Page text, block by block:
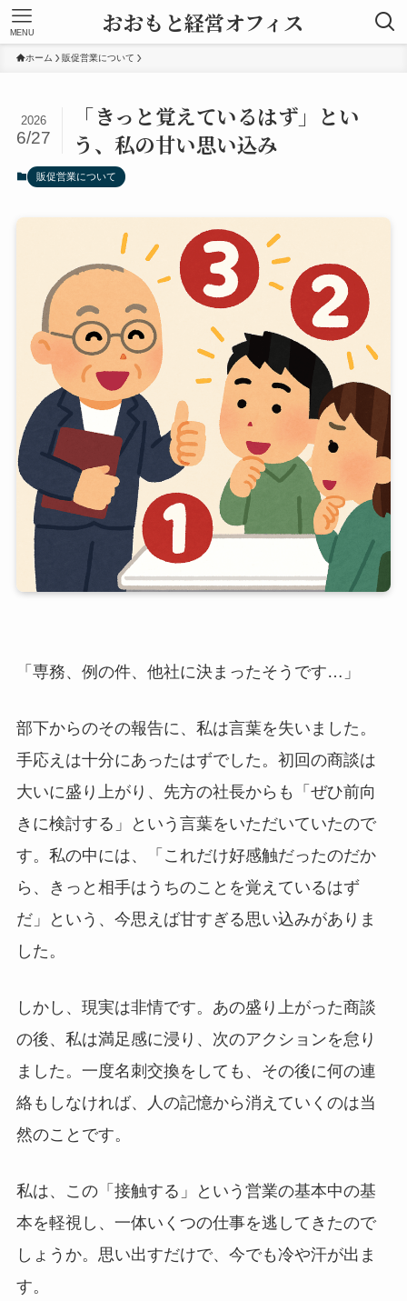
おおもと経営オフィス
MENU
ホーム 販促営業について
「きっと覚えているはず」とい
う、私の甘い思い込み
2026
6/27
販促営業について
「専務、例の件、他社に決まったそうです…」
部下からのその報告に、私は言葉を失いました。
手応えは十分にあったはずでした。初回の商談は
大いに盛り上がり、先方の社長からも「ぜひ前向
きに検討する」という言葉をいただいていたので
す。私の中には、「これだけ好感触だったのだか
ら、きっと相手はうちのことを覚えているはず
だ」という、今思えば甘すぎる思い込みがありま
した。
しかし、現実は非情です。あの盛り上がった商談
の後、私は満足感に浸り、次のアクションを怠り
ました。一度名刺交換をしても、その後に何の連
絡もしなければ、人の記憶から消えていくのは当
然のことです。
私は、この「接触する」という営業の基本中の基
本を軽視し、一体いくつの仕事を逃してきたので
しょうか。思い出すだけで、今でも冷や汗が出ま
す。